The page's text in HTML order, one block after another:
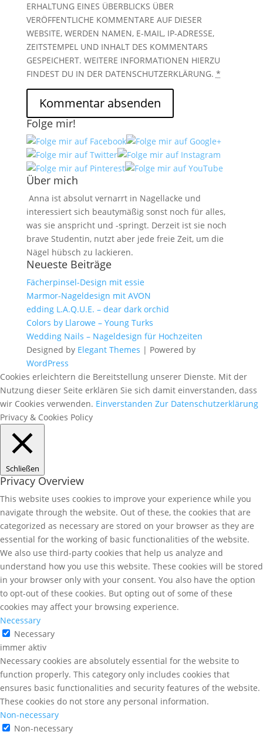
ERHALTUNG EINES ÜBERBLICKS ÜBER
VERÖFFENTLICHE KOMMENTARE AUF DIESER
WEBSITE, WERDEN NAMEN, E-MAIL, IP-ADRESSE,
ZEITSTEMPEL UND INHALT DES KOMMENTARS
GESPEICHERT. WEITERE INFORMATIONEN HIERZU
FINDEST DU IN DER DATENSCHUTZERKLÄRUNG. *
Folge mir!
Über mich
Anna ist absolut vernarrt in Nagellacke und
interessiert sich beautymäßig sonst noch für alles,
was sie anspricht und -springt. Derzeit ist sie noch
brave Studentin, nutzt aber jede freie Zeit, um die
Nägel hübsch zu lackieren.
Neueste Beiträge
Fächerpinsel-Design mit essie
Marmor-Nageldesign mit AVON
edding L.A.Q.U.E. – dear dark orchid
Colors by Llarowe – Young Turks
Wedding Nails – Nageldesign für Hochzeiten
Designed by Elegant Themes | Powered by
WordPress
Cookies erleichtern die Bereitstellung unserer Dienste. Mit der
Nutzung dieser Seite erklären Sie sich damit einverstanden, dass
wir Cookies verwenden. Einverstanden Zur Datenschutzerklärung
Privacy & Cookies Policy
Schließen
Privacy Overview
This website uses cookies to improve your experience while you
navigate through the website. Out of these, the cookies that are
categorized as necessary are stored on your browser as they are
essential for the working of basic functionalities of the website.
We also use third-party cookies that help us analyze and
understand how you use this website. These cookies will be stored
in your browser only with your consent. You also have the option
to opt-out of these cookies. But opting out of some of these
cookies may affect your browsing experience.
Necessary
Necessary
immer aktiv
Necessary cookies are absolutely essential for the website to
function properly. This category only includes cookies that
ensures basic functionalities and security features of the website.
These cookies do not store any personal information.
Non-necessary
Non-necessary